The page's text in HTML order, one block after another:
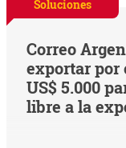
Soluciones
Correo
exportar por
US$ 5.000
libre a la